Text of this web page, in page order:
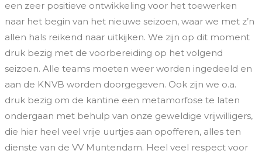
een zeer positieve ontwikkeling voor het toewerken
naar het begin van het nieuwe seizoen, waar we met z’n
allen hals reikend naar uitkijken. We zijn op dit moment
druk bezig met de voorbereiding op het volgend
seizoen. Alle teams moeten weer worden ingedeeld en
aan de KNVB worden doorgegeven. Ook zijn we o.a.
druk bezig om de kantine een metamorfose te laten
ondergaan met behulp van onze geweldige vrijwilligers,
die hier heel veel vrije uurtjes aan opofferen, alles ten
dienste van de VV Muntendam. Heel veel respect voor